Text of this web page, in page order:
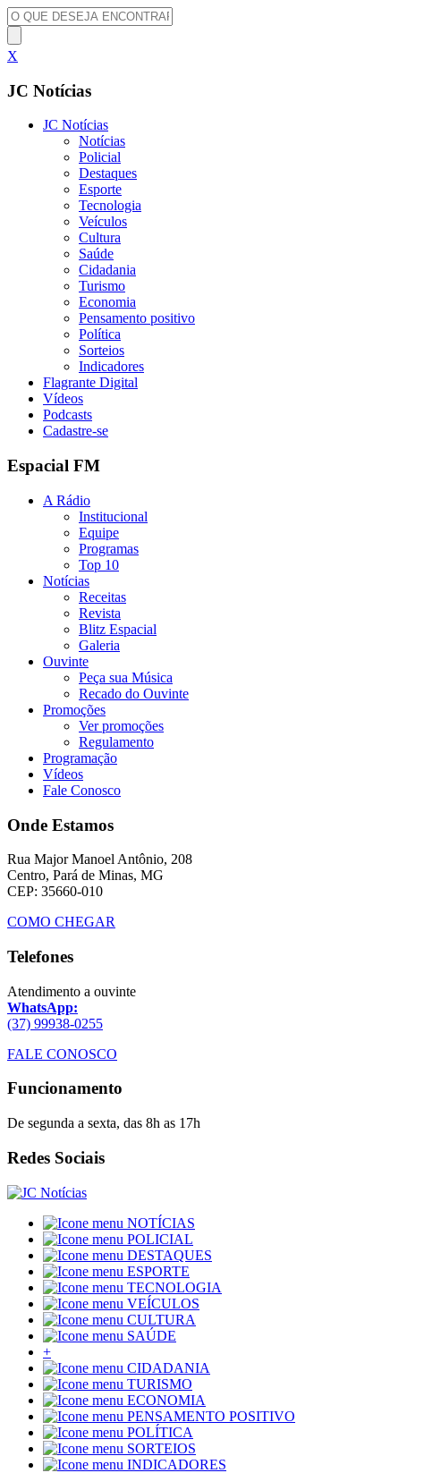
X
JC Notícias
JC Notícias
Notícias
Policial
Destaques
Esporte
Tecnologia
Veículos
Cultura
Saúde
Cidadania
Turismo
Economia
Pensamento positivo
Política
Sorteios
Indicadores
Flagrante Digital
Vídeos
Podcasts
Cadastre-se
Espacial FM
A Rádio
Institucional
Equipe
Programas
Top 10
Notícias
Receitas
Revista
Blitz Espacial
Galeria
Ouvinte
Peça sua Música
Recado do Ouvinte
Promoções
Ver promoções
Regulamento
Programação
Vídeos
Fale Conosco
Onde Estamos
Rua Major Manoel Antônio, 208
Centro, Pará de Minas, MG
CEP: 35660-010
COMO CHEGAR
Telefones
Atendimento a ouvinte
WhatsApp:
(37) 99938-0255
FALE CONOSCO
Funcionamento
De segunda a sexta, das 8h as 17h
Redes Sociais
NOTÍCIAS
POLICIAL
DESTAQUES
ESPORTE
TECNOLOGIA
VEÍCULOS
CULTURA
SAÚDE
+
CIDADANIA
TURISMO
ECONOMIA
PENSAMENTO POSITIVO
POLÍTICA
SORTEIOS
INDICADORES